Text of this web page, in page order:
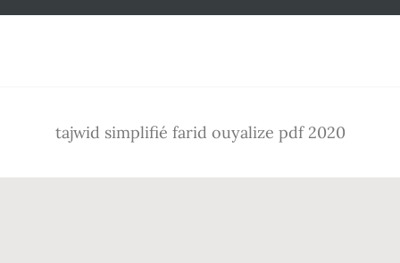
tajwid simplifié farid ouyalize pdf 2020